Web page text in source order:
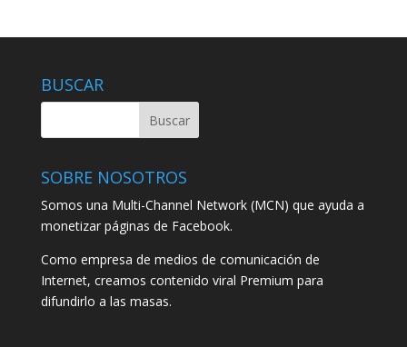
BUSCAR
SOBRE NOSOTROS
Somos una Multi-Channel Network (MCN) que ayuda a
monetizar páginas de Facebook.
Como empresa de medios de comunicación de
Internet, creamos contenido viral Premium para
difundirlo a las masas.